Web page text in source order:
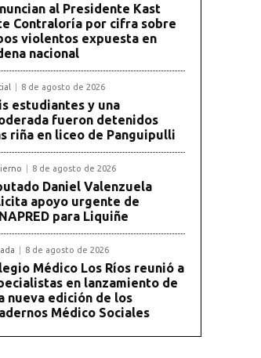
al Presidente Kast
Contraloría por cifra sobre
violentos expuesta en
nacional
8 de agosto de 2026
estudiantes y una
fueron detenidos
riña en liceo de Panguipulli
8 de agosto de 2026
Daniel Valenzuela
apoyo urgente de
para Liquiñe
8 de agosto de 2026
Médico Los Ríos reunió a
en lanzamiento de
nueva edición de los
Médico Sociales